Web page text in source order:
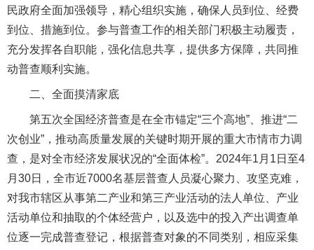
民政府全面加强领导，精心组织实施，确保人员到位、经费
到位、措施到位。参与普查工作的相关部门积极主动履责，
充分发挥各自职能，强化信息共享，提供多方保障，共同推
动普查顺利实施。
二、全面摸清家底
第五次全国经济普查是在全市锚定“三个高地”、推进“二
次创业”，推动高质量发展的关键时期开展的重大市情市力调
查，是对全市经济发展状况的“全面体检”。2024年1月1日至4
月30日，全市近7000名基层普查人员凝心聚力、攻坚克难，
对我市辖区从事第二产业和第三产业活动的法人单位、产业
活动单位和抽取的个体经营户，以及选中的投入产出调查单
位逐一完成普查登记，根据普查对象的不同类别，相应采集